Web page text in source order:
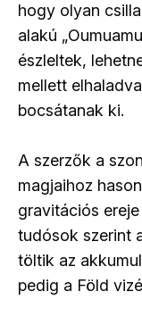
hogy olyan
alakú
észleltek,
mellett
bocsátanak ki.
A szerzők a
magjaihoz
gravitációs
tudósok szerint
töltik az
pedig a Föld